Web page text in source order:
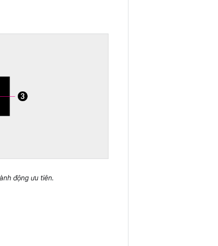
động ưu tiên.